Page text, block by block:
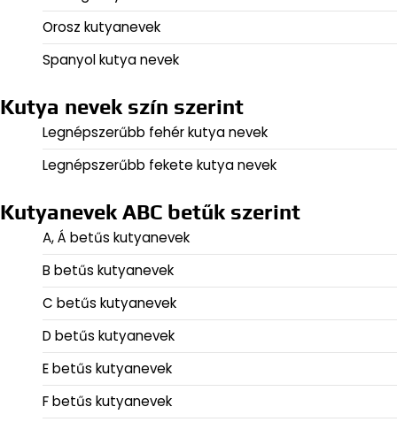
Orosz kutyanevek
Spanyol kutya nevek
Kutya nevek szín szerint
Legnépszerűbb fehér kutya nevek
Legnépszerűbb fekete kutya nevek
Kutyanevek ABC betűk szerint
A, Á betűs kutyanevek
B betűs kutyanevek
C betűs kutyanevek
D betűs kutyanevek
E betűs kutyanevek
F betűs kutyanevek